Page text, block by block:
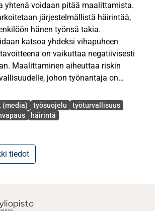
yhtenä voidaan pitää maalittamista.
järjestelmällistä häirintää,
hänen työnsä takia.
katsoa yhdeksi vihapuheen
on vaikuttaa negatiivisesti
Maalittaminen aiheuttaa riskin
johon työnantaja on
toimintaan puuttumiselle aiheuttaa
puute sekä demokraattisessa
maalittamista tutkitaan
nojautuen tavoitteena oli selvittää
työsuojelu
työturvallisuus
häirintä
tiedot